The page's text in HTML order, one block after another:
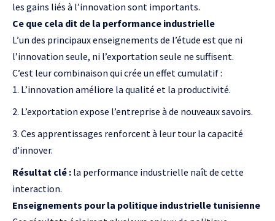
les gains liés à l’innovation sont importants.
Ce que cela dit de la performance industrielle
L’un des principaux enseignements de l’étude est que ni
l’innovation seule, ni l’exportation seule ne suffisent.
C’est leur combinaison qui crée un effet cumulatif :
L’innovation améliore la qualité et la productivité.
L’exportation expose l’entreprise à de nouveaux savoirs.
Ces apprentissages renforcent à leur tour la capacité
d’innover.
Résultat clé : la performance industrielle naît de cette
interaction.
Enseignements pour la politique industrielle tunisienne